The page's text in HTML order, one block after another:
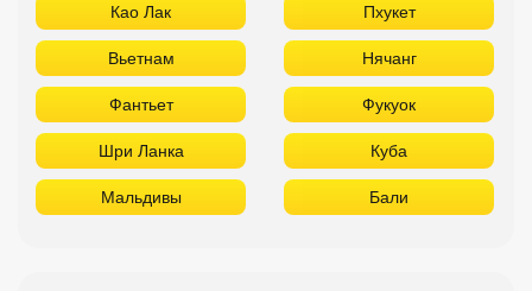
Као Лак Пхукет
Вьетнам Нячанг
Фантьет Фукуок
Шри Ланка Куба
Мальдивы Бали